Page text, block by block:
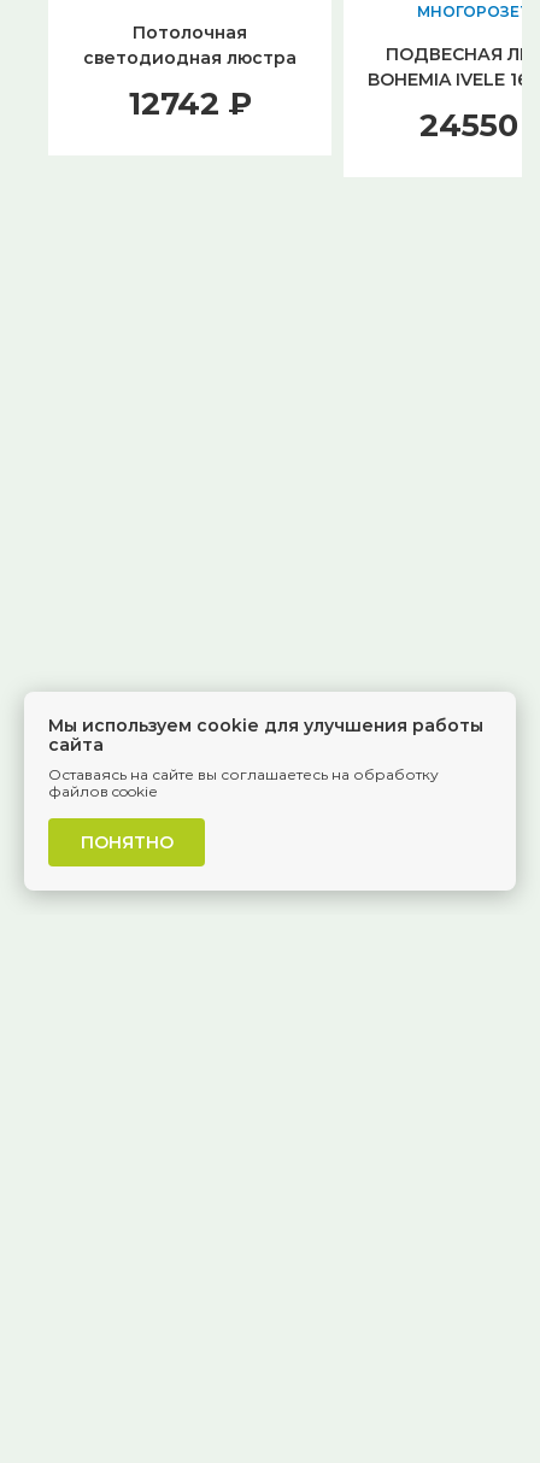
Потолочная
светодиодная люстра
L157W
12742 ₽
ПОДВЕСНАЯ
BOHEMIA IVELE
24550
Мы используем cookie для улучшения работы
сайта
Оставаясь на сайте вы соглашаетесь на обработку
файлов cookie
ПОНЯТНО